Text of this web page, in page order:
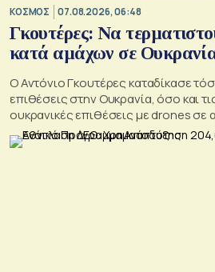
ΚΟΣΜΟΣ 07.08.2026, 06:48
Γκουτέρες: Να
κατά αμάχων σε
Ο Αντόνιο Γκουτέρες καταδίκασε
επιθέσεις στην Ουκρανία, όσο και
ουκρανικές επιθέσεις με drones σε
Ρωσίας, οι οποίες προκάλεσαν
ζημιές σε μη στρατιωτικές υποδομές.